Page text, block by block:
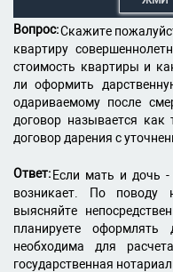
Вопрос:Скажите
квартиру
стоимость квартиры и
ли оформить
одариваемому после
договор называется
договор дарения с
Ответ: Если мать и дочь
возникает. По поводу
выясняйте
планируете
необходима для
государственная